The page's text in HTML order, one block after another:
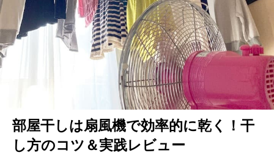
部屋干しは扇風機で効率的に乾く！干
し方のコツ＆実践レビュー